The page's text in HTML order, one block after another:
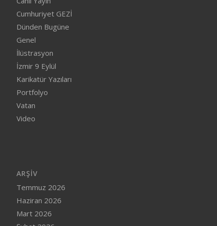
Cumhuriyet GEZİ
Dünden Bugüne
Genel
İlüstrasyon
İzmir 9 Eylül
Karikatür Yazıları
Portfolyo
Vatan
Video
ARŞIV
Temmuz 2026
Haziran 2026
Mart 2026